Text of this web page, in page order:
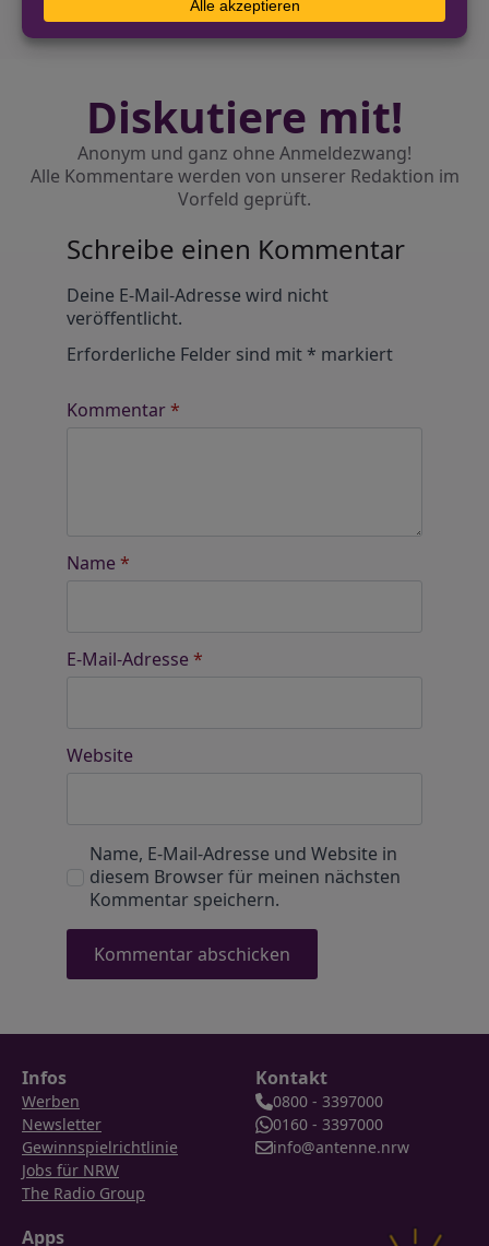
Diskutiere mit!
Anonym und ganz ohne Anmeldezwang!
Alle Kommentare werden von unserer Redaktion im
Vorfeld geprüft.
Schreibe einen Kommentar
Deine E-Mail-Adresse wird nicht
veröffentlicht.
Erforderliche Felder sind mit* markiert
Kommentar*
Name *
E-Mail-Adresse *
Website
Name, E-Mail-Adresse und Website in
diesem Browser für meinen nächsten
Kommentar speichern.
Infos
Werben
Newsletter
Gewinnspielrichtlinie
Jobs für NRW
The Radio Group
Kontakt
0800 - 3397000
0160 - 3397000
info@antenne.nrw
Apps